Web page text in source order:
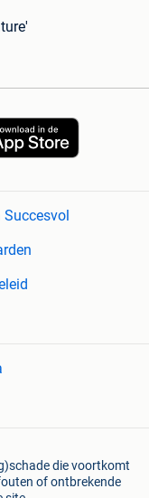
Succesvol
die voortkomt
of ontbrekende